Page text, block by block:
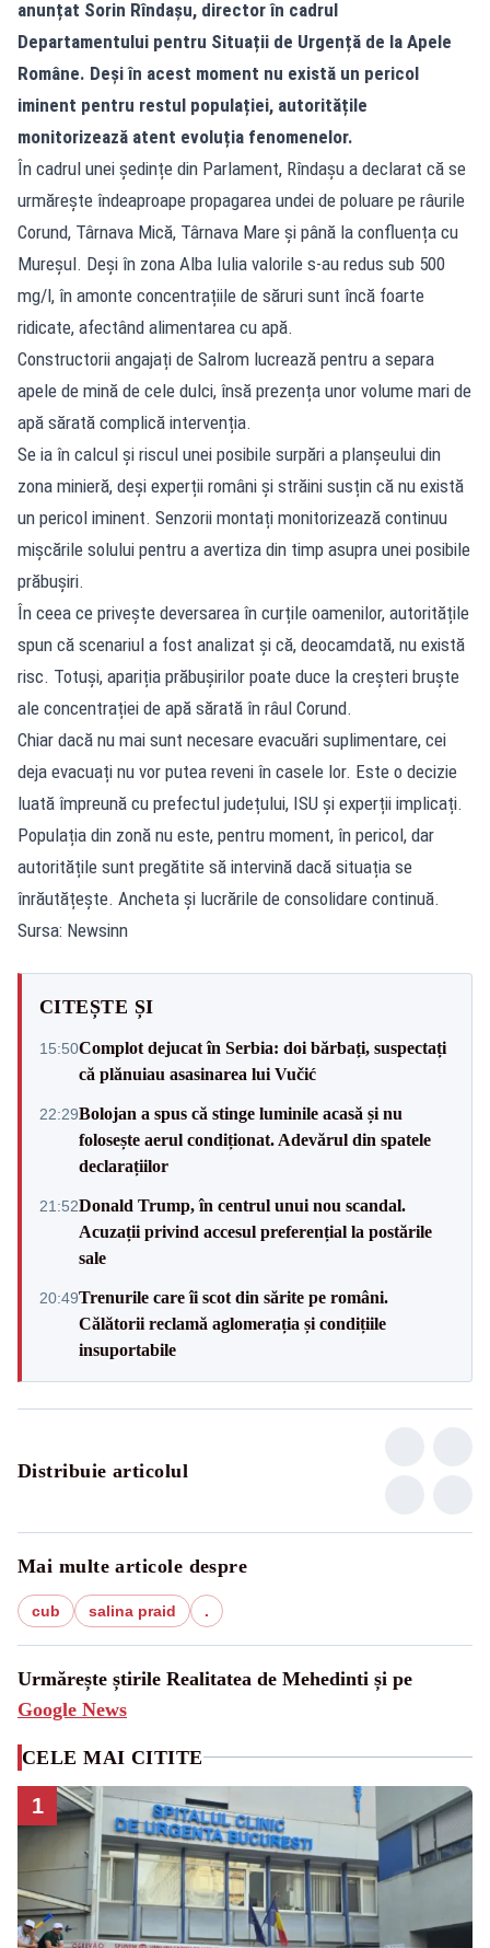
anunțat Sorin Rîndașu, director în cadrul
Departamentului pentru Situații de Urgență de la Apele
Române. Deși în acest moment nu există un pericol
iminent pentru restul populației, autoritățile
monitorizează atent evoluția fenomenelor.
În cadrul unei ședințe din Parlament, Rîndașu a declarat că se
urmărește îndeaproape propagarea undei de poluare pe râurile
Corund, Târnava Mică, Târnava Mare și până la confluența cu
Mureșul. Deși în zona Alba Iulia valorile s-au redus sub 500
mg/l, în amonte concentrațiile de săruri sunt încă foarte
ridicate, afectând alimentarea cu apă.
Constructorii angajați de Salrom lucrează pentru a separa
apele de mină de cele dulci, însă prezența unor volume mari de
apă sărată complică intervenția.
Se ia în calcul și riscul unei posibile surpări a planșeului din
zona minieră, deși experții români și străini susțin că nu există
un pericol iminent. Senzorii montați monitorizează continuu
mișcările solului pentru a avertiza din timp asupra unei posibile
prăbușiri.
În ceea ce privește deversarea în curțile oamenilor, autoritățile
spun că scenariul a fost analizat și că, deocamdată, nu există
risc. Totuși, apariția prăbușirilor poate duce la creșteri bruște
ale concentrației de apă sărată în râul Corund.
Chiar dacă nu mai sunt necesare evacuări suplimentare, cei
deja evacuați nu vor putea reveni în casele lor. Este o decizie
luată împreună cu prefectul județului, ISU și experții implicați.
Populația din zonă nu este, pentru moment, în pericol, dar
autoritățile sunt pregătite să intervină dacă situația se
înrăutățește. Ancheta și lucrările de consolidare continuă.
Sursa: Newsinn
CITEȘTE ȘI
15:50Complot dejucat în Serbia: doi bărbați, suspectați
că plănuiau asasinarea lui Vučić
22:29Bolojan a spus că stinge luminile acasă și nu
folosește aerul condiționat. Adevărul din spatele
declarațiilor
21:52Donald Trump, în centrul unui nou scandal.
Acuzații privind accesul preferențial la postările
sale
20:49Trenurile care îi scot din sărite pe români.
Călătorii reclamă aglomerația și condițiile
insuportabile
Distribuie articolul
Mai multe articole despre
cub salina praid .
Urmărește știrile Realitatea de Mehedinti și pe
Google News
CELE MAI CITITE
1